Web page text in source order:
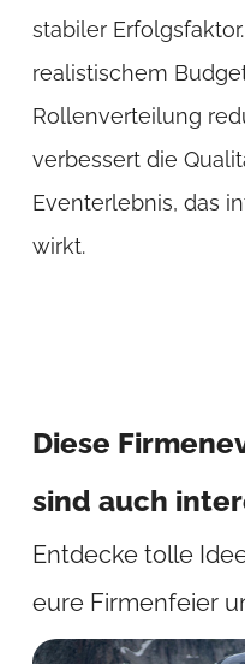
stabiler
realistischem
Rollenverteilung
verbessert die
Eventerlebnis, das
wirkt.
Diese
sind auch
Entdecke tolle
eure Firmenfeier